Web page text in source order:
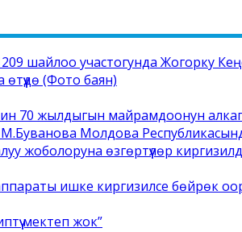
участогунда Жогорку
(Фото баян)
жылдыгын майрамдоонун
Молдова
жоболоруна өзгөртүүлөр
ишке киргизилсе бөйрөк
мектеп жок”